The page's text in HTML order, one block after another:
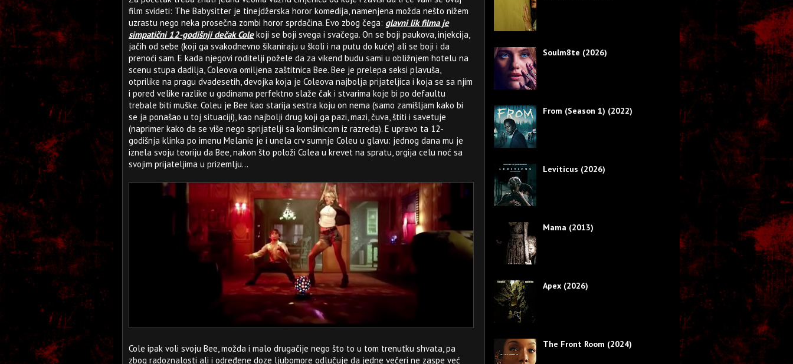
film svideti: The Babysitter je tinejdžerska horor komedija, namenjena možda nešto nižem
uzrastu nego neka prosečna zombi horor sprdačina. Evo zbog čega: glavni lik filma je
simpatični 12-godišnji dečak Colekoji se boji svega i svačega. On se boji paukova, injekcija,
jačih od sebe (koji ga svakodnevno šikaniraju u školi i na putu do kuće) ali se boji i da
prenoći sam. E kada njegovi roditelji požele da za vikend budu sami u obližnjem hotelu na
scenu stupa dadilja, Coleova omiljena zaštitnica Bee. Bee je prelepa seksi plavuša,
otprilike na pragu dvadesetih, devojka koja je Coleova najbolja prijateljica i koja se sa njim
i pored velike razlike u godinama perfektno slaže čak i stvarima koje bi po defaultu
trebale biti muške. Coleu je Bee kao starija sestra koju on nema (samo zamišljam kako bi
se ja ponašao u toj situaciji), kao najbolji drug koji ga pazi, mazi, čuva, štiti i savetuje
(naprimer kako da se više nego sprijatelji sa komšinicom iz razreda). E upravo ta 12-
godišnja klinka po imenu Melanie je i unela crv sumnje Coleu u glavu: jednog dana mu je
iznela svoju teoriju da Bee, nakon što položi Colea u krevet na spratu, orgija celu noć sa
svojim prijateljima u prizemlju...
Cole ipak voli svoju Bee, možda i malo drugačije nego što to u tom trenutku shvata, pa
zbog radoznalosti ali i određene doze ljubomore odlučuje da jedne večeri ne zaspe već
Soulm8te (2026)
From (Season 1) (2022)
Leviticus (2026)
Mama (2013)
Apex (2026)
The Front Room (2024)